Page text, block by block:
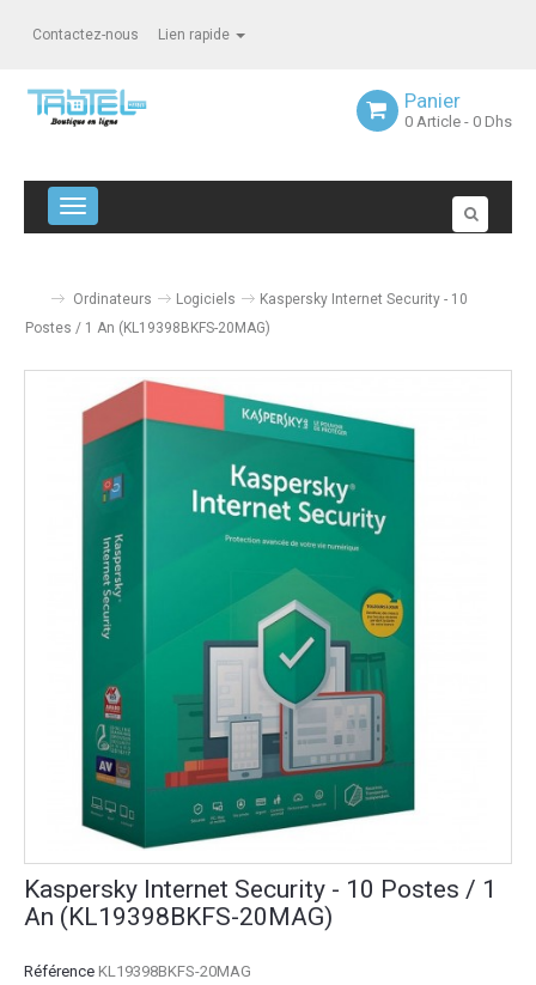
Contactez-nous Lien rapide
Panier
0 Article - 0 Dhs
Navigation bascule
Ordinateurs Logiciels
Kaspersky Internet Security - 10
Postes / 1 An (KL19398BKFS-20MAG)
Kaspersky Internet Security - 10 Postes / 1
An (KL19398BKFS-20MAG)
Référence KL19398BKFS-20MAG